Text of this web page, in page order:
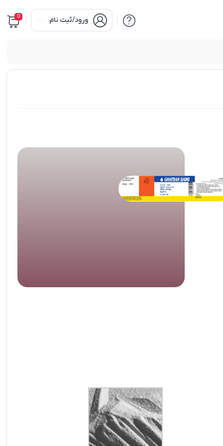
ورود/ثبت نام 0